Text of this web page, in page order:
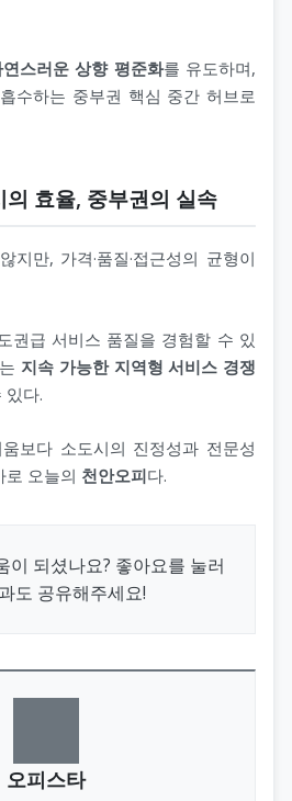
스러운 상향 평준화를 유도하며,
수하는 중부권 핵심 중간 허브로
효율, 중부권의 실속
지만, 가격·품질·접근성의 균형이
권급 서비스 품질을 경험할 수 있
지속 가능한 지역형 서비스 경쟁
있다.
보다 소도시의 진정성과 전문성
로 오늘의 천안오피다.
이 되셨나요? 좋아요를 눌러
도 공유해주세요!
오피스타